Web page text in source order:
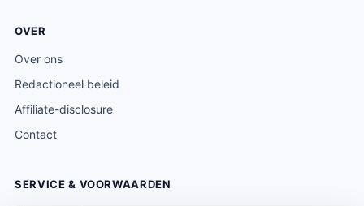
OVER
Over ons
Redactioneel beleid
Affiliate-disclosure
Contact
SERVICE & VOORWAARDEN